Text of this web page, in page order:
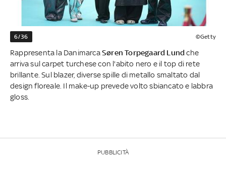
6/36 ©Getty
Rappresenta la DanimarcaSøren Torpegaard Lundche
arriva sul carpet turchese con l'abito nero e il top di rete
brillante. Sul blazer, diverse spille di metallo smaltato dal
design floreale. Il make-up prevede volto sbiancato e labbra
gloss.
PUBBLICITÀ